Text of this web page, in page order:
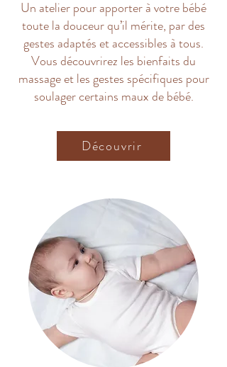
Un atelier pour apporter à votre bébé
toute la douceur qu’il mérite, par des
gestes adaptés et accessibles à tous.
Vous découvrirez les bienfaits du
massage et les gestes spécifiques pour
soulager certains maux de bébé.
Découvrir